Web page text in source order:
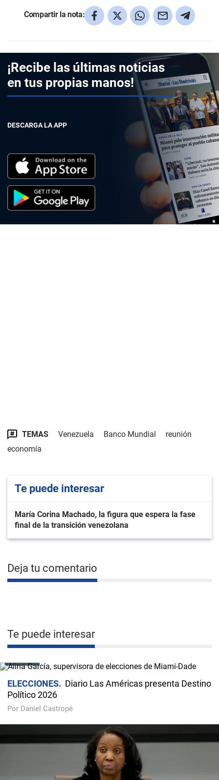
Compartir la nota:
¡Recibe las últimas noticias
en tus propias manos!
DESCARGA LA APP
TEMAS Venezuela Banco Mundial
reunión
economía
Te puede interesar
María Corina Machado, la figura que espera la fase
final de la transición venezolana
Deja tu comentario
Te puede interesar
ELECCIONES
Diario Las Américas presenta Destino
Político 2026
Por Daniel Castropé